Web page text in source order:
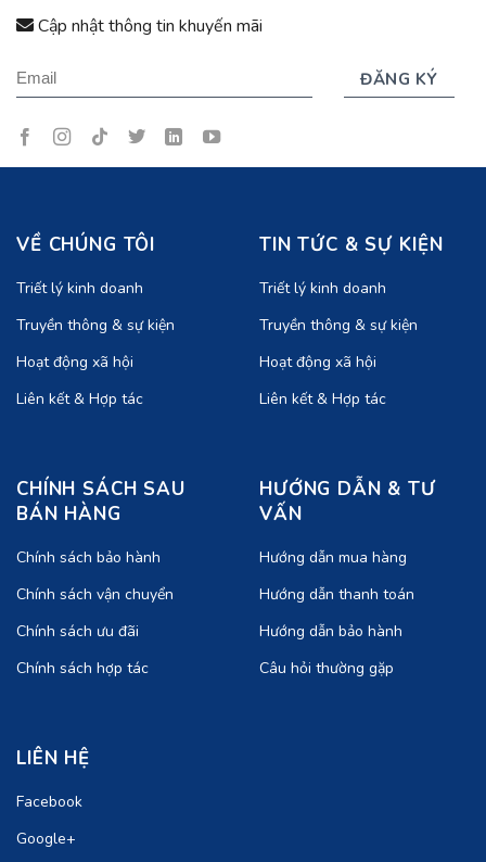
Cập nhật thông tin khuyến mãi
VỀ CHÚNG TÔI
Triết lý kinh doanh
Truyền thông & sự kiện
Hoạt động xã hội
Liên kết & Hợp tác
TIN TỨC & SỰ KIỆN
Triết lý kinh doanh
Truyền thông & sự kiện
Hoạt động xã hội
Liên kết & Hợp tác
CHÍNH SÁCH SAU
BÁN HÀNG
Chính sách bảo hành
Chính sách vận chuyển
Chính sách ưu đãi
Chính sách hợp tác
HƯỚNG DẪN & TƯ
VẤN
Hướng dẫn mua hàng
Hướng dẫn thanh toán
Hướng dẫn bảo hành
Câu hỏi thường gặp
LIÊN HỆ
Facebook
Google+